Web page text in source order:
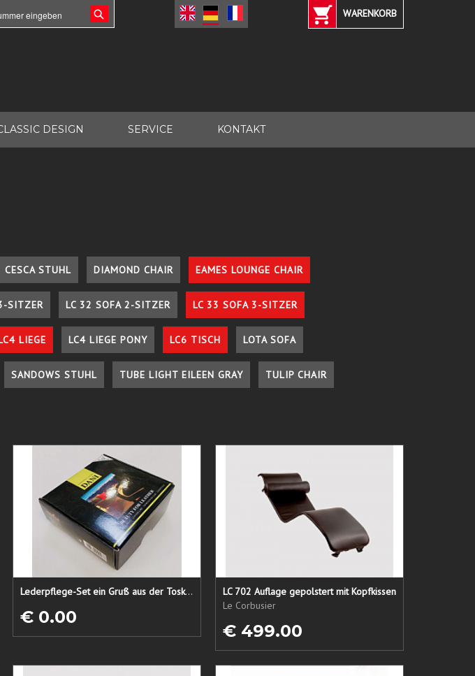
WARENKORB
DESIGN SERVICE KONTAKT
CESCA STUHL DIAMOND CHAIR EAMES LOUNGE CHAIR
SITZER LC 32 SOFA 2-SITZER LC 33 SOFA 3-SITZER
LIEGE LC4 LIEGE PONY LC6 TISCH LOTA SOFA
SANDOWS STUHL TUBE LIGHT EILEEN GRAY TULIP CHAIR
Lederpflege-Set ein Gruß aus der Toskana...
€ 0.00
LC 702 Auflage gepolstert mit Kopfkissen
Le Corbusier
€ 499.00